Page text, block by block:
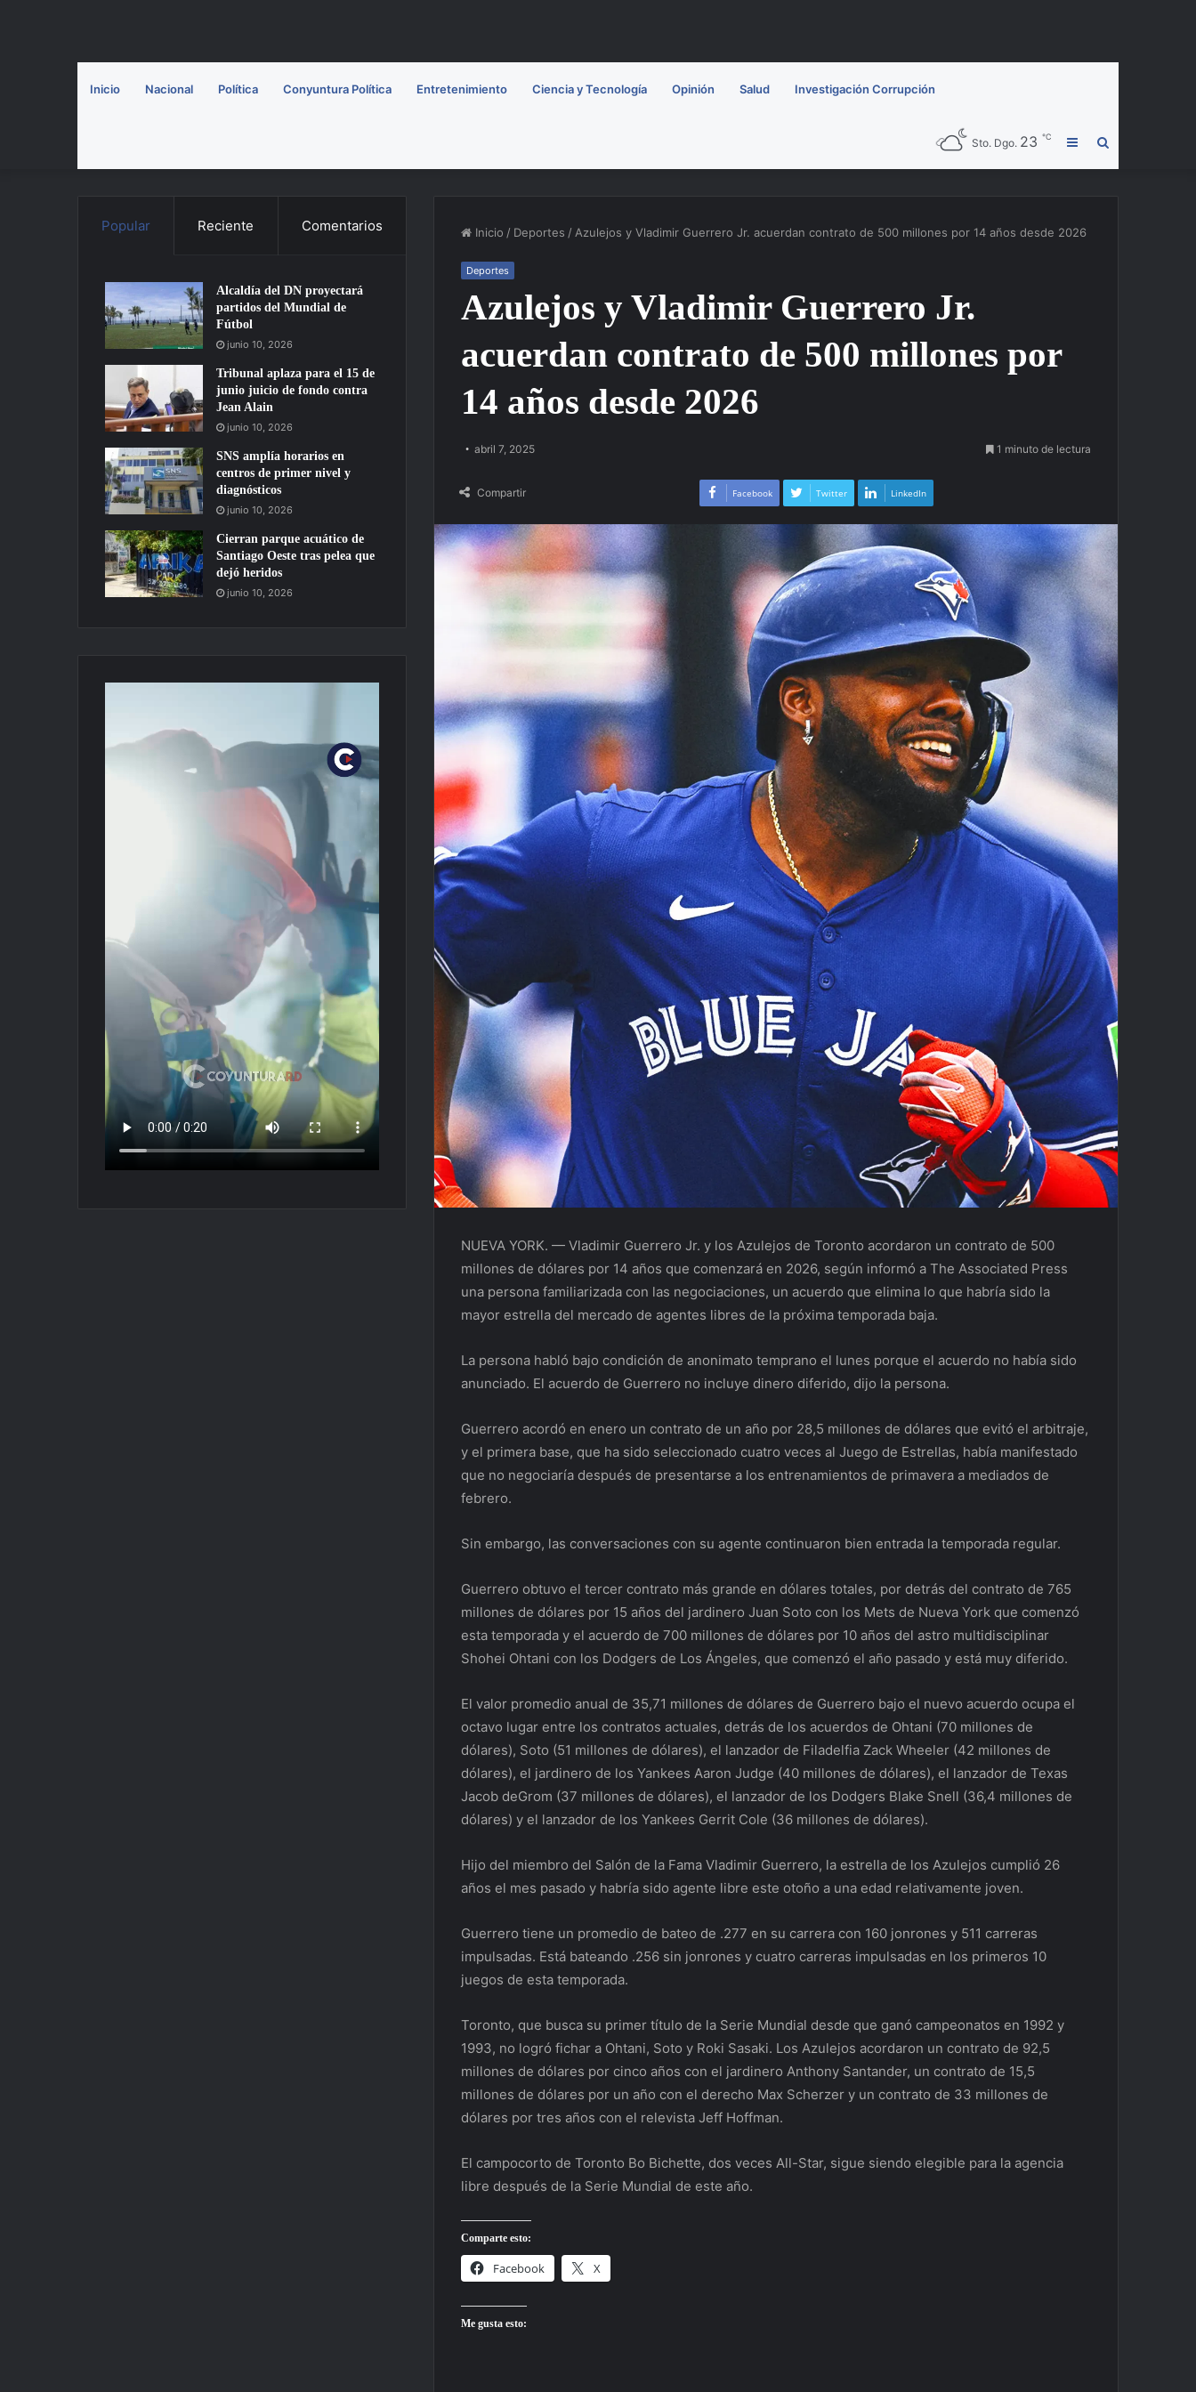
Inicio Nacional Política Conyuntura Política Entretenimiento Ciencia y Tecnología Opinión Salud Investigación Corrupción
Barra
Sto. Dgo. 23 ℃
Inicio / Deportes /Azulejos y Vladimir Guerrero Jr. acuerdan contrato de 500 millones por 14 años desde 2026
Deportes
Azulejos y Vladimir Guerrero Jr.
acuerdan contrato de 500 millones por
14 años desde 2026
abril 7, 2025 1 minuto de lectura
Compartir Facebook Twitter LinkedIn
NUEVA YORK. — Vladimir Guerrero Jr. y los Azulejos de Toronto acordaron un contrato de 500
millones de dólares por 14 años que comenzará en 2026, según informó a The Associated Press
una persona familiarizada con las negociaciones, un acuerdo que elimina lo que habría sido la
mayor estrella del mercado de agentes libres de la próxima temporada baja.
La persona habló bajo condición de anonimato temprano el lunes porque el acuerdo no había sido
anunciado. El acuerdo de Guerrero no incluye dinero diferido, dijo la persona.
Guerrero acordó en enero un contrato de un año por 28,5 millones de dólares que evitó el arbitraje,
y el primera base, que ha sido seleccionado cuatro veces al Juego de Estrellas, había manifestado
que no negociaría después de presentarse a los entrenamientos de primavera a mediados de
febrero.
Sin embargo, las conversaciones con su agente continuaron bien entrada la temporada regular.
Guerrero obtuvo el tercer contrato más grande en dólares totales, por detrás del contrato de 765
millones de dólares por 15 años del jardinero Juan Soto con los Mets de Nueva York que comenzó
esta temporada y el acuerdo de 700 millones de dólares por 10 años del astro multidisciplinar
Shohei Ohtani con los Dodgers de Los Ángeles, que comenzó el año pasado y está muy diferido.
El valor promedio anual de 35,71 millones de dólares de Guerrero bajo el nuevo acuerdo ocupa el
octavo lugar entre los contratos actuales, detrás de los acuerdos de Ohtani (70 millones de
dólares), Soto (51 millones de dólares), el lanzador de Filadelfia Zack Wheeler (42 millones de
dólares), el jardinero de los Yankees Aaron Judge (40 millones de dólares), el lanzador de Texas
Jacob deGrom (37 millones de dólares), el lanzador de los Dodgers Blake Snell (36,4 millones de
dólares) y el lanzador de los Yankees Gerrit Cole (36 millones de dólares).
Hijo del miembro del Salón de la Fama Vladimir Guerrero, la estrella de los Azulejos cumplió 26
años el mes pasado y habría sido agente libre este otoño a una edad relativamente joven.
Guerrero tiene un promedio de bateo de .277 en su carrera con 160 jonrones y 511 carreras
impulsadas. Está bateando .256 sin jonrones y cuatro carreras impulsadas en los primeros 10
juegos de esta temporada.
Toronto, que busca su primer título de la Serie Mundial desde que ganó campeonatos en 1992 y
1993, no logró fichar a Ohtani, Soto y Roki Sasaki. Los Azulejos acordaron un contrato de 92,5
millones de dólares por cinco años con el jardinero Anthony Santander, un contrato de 15,5
millones de dólares por un año con el derecho Max Scherzer y un contrato de 33 millones de
dólares por tres años con el relevista Jeff Hoffman.
El campocorto de Toronto Bo Bichette, dos veces All-Star, sigue siendo elegible para la agencia
libre después de la Serie Mundial de este año.
Comparte esto:
Facebook X
Me gusta esto:
Popular Reciente Comentarios
Alcaldía del DN proyectará
partidos del Mundial de
Fútbol
junio 10, 2026
Tribunal aplaza para el 15 de
junio juicio de fondo contra
Jean Alain
junio 10, 2026
SNS amplía horarios en
centros de primer nivel y
diagnósticos
junio 10, 2026
Cierran parque acuático de
Santiago Oeste tras pelea que
dejó heridos
junio 10, 2026